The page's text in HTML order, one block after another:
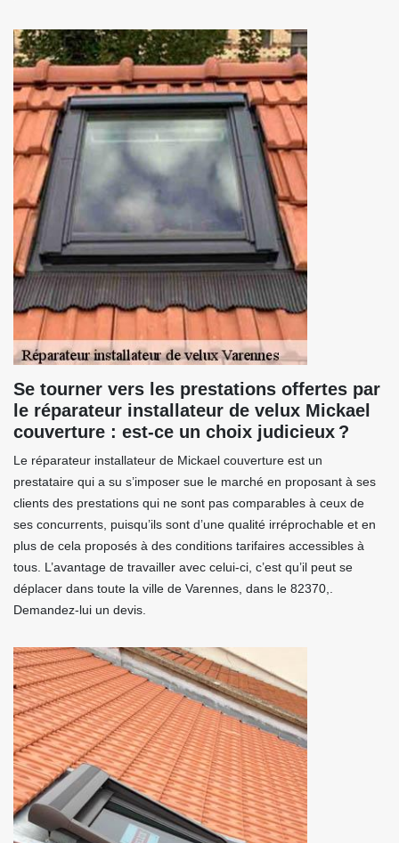
Se tourner vers les prestations offertes par
le réparateur installateur de velux Mickael
couverture : est-ce un choix judicieux ?
Le réparateur installateur de Mickael couverture est un
prestataire qui a su s’imposer sue le marché en proposant à ses
clients des prestations qui ne sont pas comparables à ceux de
ses concurrents, puisqu’ils sont d’une qualité irréprochable et en
plus de cela proposés à des conditions tarifaires accessibles à
tous. L’avantage de travailler avec celui-ci, c’est qu’il peut se
déplacer dans toute la ville de Varennes, dans le 82370,.
Demandez-lui un devis.